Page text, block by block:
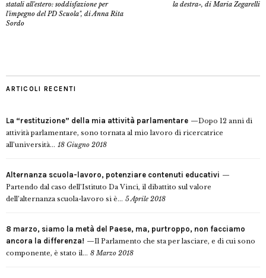
statali all'estero: soddisfazione per
l'impegno del PD Scuola", di Anna Rita
Sordo
la destra», di Maria Zegarelli
ARTICOLI RECENTI
La “restituzione” della mia attività parlamentare
Dopo 12 anni di
attività parlamentare, sono tornata al mio lavoro di ricercatrice
all’università... 18 Giugno 2018
Alternanza scuola-lavoro, potenziare contenuti educativi
Partendo dal caso dell’Istituto Da Vinci, il dibattito sul valore
dell’alternanza scuola-lavoro si è... 5 Aprile 2018
8 marzo, siamo la metà del Paese, ma, purtroppo, non facciamo
ancora la differenza!
Il Parlamento che sta per lasciare, e di cui sono
componente, è stato il... 8 Marzo 2018